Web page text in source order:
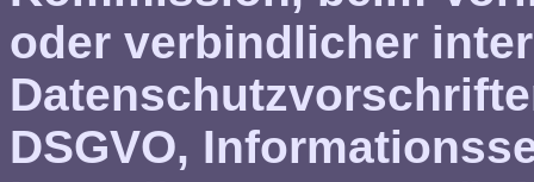
oder verbindlicher
DSGVO,